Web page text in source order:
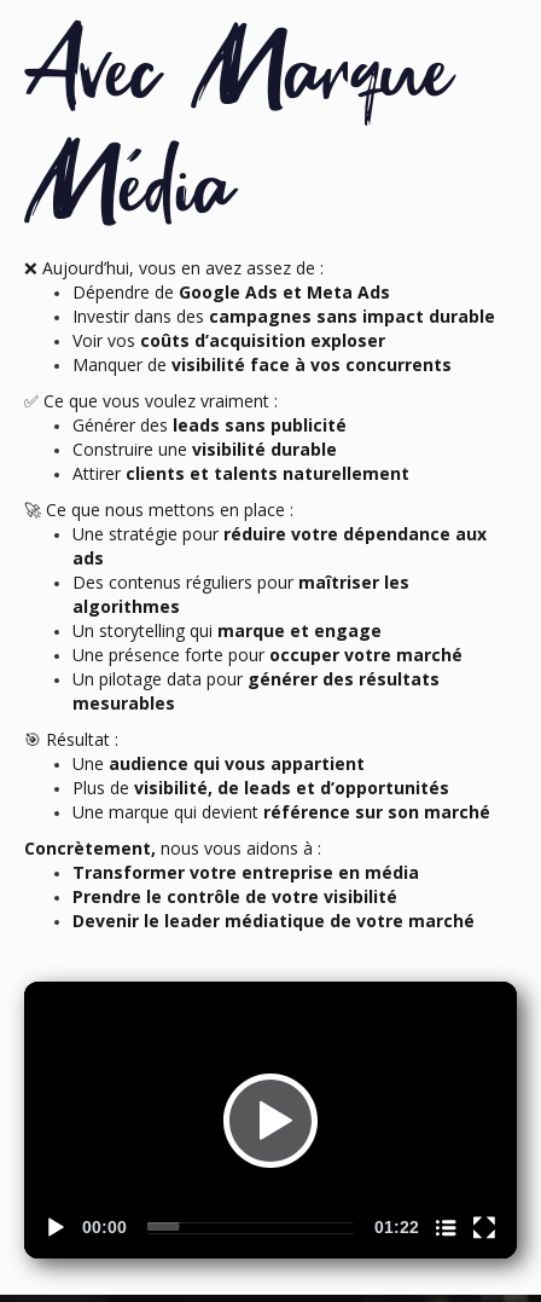
Avec Marque
Média
❌ Aujourd’hui, vous en avez assez de :
Dépendre de Google Ads et Meta Ads
Investir dans des campagnes sans impact durable
Voir vos coûts d’acquisition exploser
Manquer de visibilité face à vos concurrents
✅ Ce que vous voulez vraiment :
Générer des leads sans publicité
Construire une visibilité durable
Attirer clients et talents naturellement
🚀 Ce que nous mettons en place :
Une stratégie pour réduire votre dépendance aux
ads
Des contenus réguliers pour maîtriser les
algorithmes
Un storytelling qui marque et engage
Une présence forte pour occuper votre marché
Un pilotage data pour générer des résultats
mesurables
🎯 Résultat :
Une audience qui vous appartient
Plus de visibilité, de leads et d’opportunités
Une marque qui devient référence sur son marché
Concrètement, nous vous aidons à :
Transformer votre entreprise en média
Prendre le contrôle de votre visibilité
Devenir le leader médiatique de votre marché
Video
00:00 01:22